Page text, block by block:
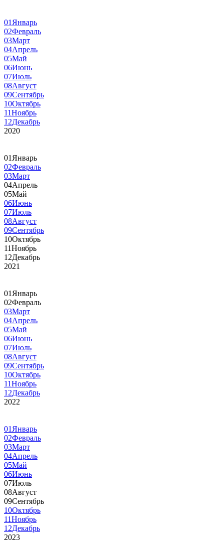
01 Январь
02Февраль
03Март
04Апрель
05Май
06Июнь
07Июль
08Август
09Сентябрь
10Октябрь
11Ноябрь
12Декабрь
2020
01 Январь
02Февраль
03Март
04Апрель
05Май
06Июнь
07Июль
08Август
09Сентябрь
10Октябрь
11Ноябрь
12Декабрь
2021
01 Январь
02Февраль
03Март
04Апрель
05Май
06Июнь
07Июль
08Август
09Сентябрь
10Октябрь
11Ноябрь
12Декабрь
2022
01 Январь
02Февраль
03Март
04Апрель
05Май
06Июнь
07Июль
08Август
09Сентябрь
10Октябрь
11Ноябрь
12Декабрь
2023